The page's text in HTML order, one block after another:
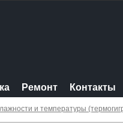
Ремонт Контакты
и температуры